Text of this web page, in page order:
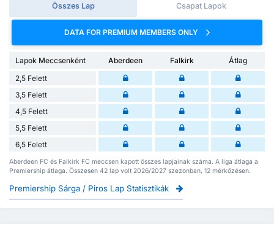
Összes Lap Csapat Lapok
DATA FOR PREMIUM MEMBERS ONLY
Lapok Meccsenként Aberdeen Falkirk
Átlag
2,5 Felett
3,5 Felett
4,5 Felett
5,5 Felett
6,5 Felett
Aberdeen FC és Falkirk FC meccsen kapott összes lapjainak száma. A liga átlaga a
Premiership átlaga. Összesen 42 lap volt 2026/2027 szezonban, 12 mérkőzésen.
Premiership Sárga / Piros Lap Statisztikák